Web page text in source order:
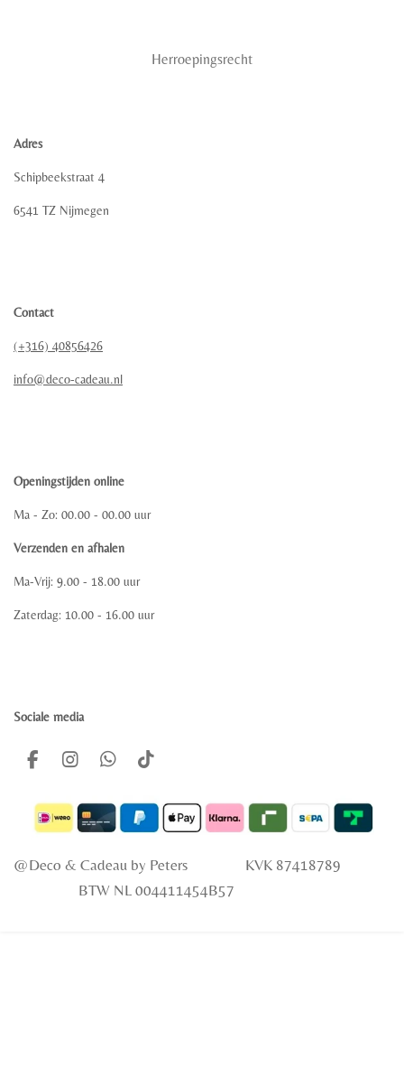
Herroepingsrecht
Adres
Schipbeekstraat 4
6541 TZ Nijmegen
Contact
(+316) 40856426
info@deco-cadeau.nl
Openingstijden online
Ma - Zo: 00.00 - 00.00 uur
Verzenden en afhalen
Ma-Vrij: 9.00 - 18.00 uur
Zaterdag: 10.00 - 16.00 uur
Sociale media
F
c
e
b
o
I
s
t
a
r
W
a
t
s
p
p
T
k
T
o
@Deco & Cadeau by Peters KVK 87418789
BTW NL 004411454B57